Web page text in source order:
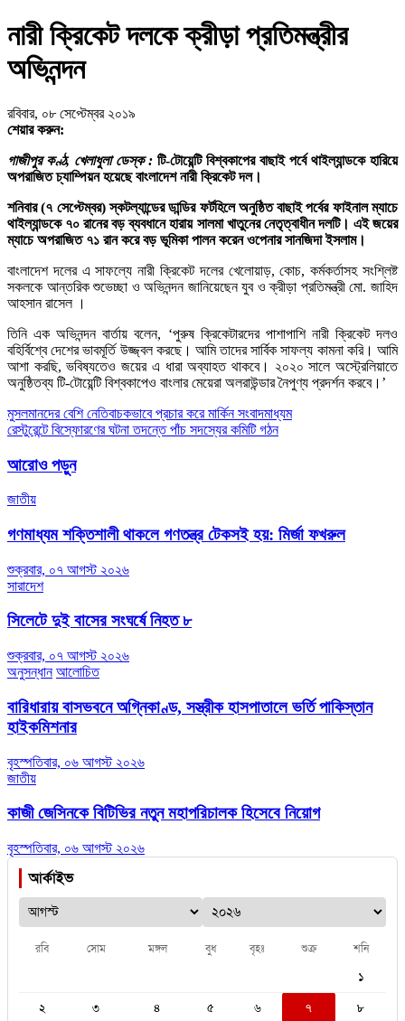
নারী ক্রিকেট দলকে ক্রীড়া প্রতিমন্ত্রীর
অভিনন্দন
রবিবার, ০৮ সেপ্টেম্বর ২০১৯
শেয়ার করুন:
গাজীপুর কণ্ঠ, খেলাধুলা ডেস্ক : টি-টোয়েন্টি বিশ্বকাপের বাছাই পর্বে থাইল্যান্ডকে হারিয়ে
অপরাজিত চ্যাম্পিয়ন হয়েছে বাংলাদেশ নারী ক্রিকেট দল।
শনিবার (৭ সেপ্টেম্বর) স্কটল্যান্ডের ডান্ডির ফর্টহিলে অনুষ্ঠিত বাছাই পর্বের ফাইনাল ম্যাচে
থাইল্যান্ডকে ৭০ রানের বড় ব্যবধানে হারায় সালমা খাতুনের নেতৃত্বাধীন দলটি। এই জয়ের
ম্যাচে অপরাজিত ৭১ রান করে বড় ভূমিকা পালন করেন ওপেনার সানজিদা ইসলাম।
বাংলাদেশ দলের এ সাফল্যে নারী ক্রিকেট দলের খেলোয়াড়, কোচ, কর্মকর্তাসহ সংশ্লিষ্ট
সকলকে আন্তরিক শুভেচ্ছা ও অভিনন্দন জানিয়েছেন যুব ও ক্রীড়া প্রতিমন্ত্রী মো. জাহিদ
আহসান রাসেল ।
তিনি এক অভিনন্দন বার্তায় বলেন, ‘পুরুষ ক্রিকেটারদের পাশাপাশি নারী ক্রিকেট দলও
বহির্বিশ্বে দেশের ভাবমূর্তি উজ্জ্বল করছে। আমি তাদের সার্বিক সাফল্য কামনা করি। আমি
আশা করছি, ভবিষ্যতেও জয়ের এ ধারা অব্যাহত থাকবে। ২০২০ সালে অস্ট্রেলিয়াতে
অনুষ্ঠিতব্য টি-টোয়েন্টি বিশ্বকাপেও বাংলার মেয়েরা অলরাউন্ডার নৈপুণ্য প্রদর্শন করবে।’
Post
navigation
মুসলমানদের বেশি নেতিবাচকভাবে প্রচার করে মার্কিন সংবাদমাধ্যম
রেস্টুরেন্টে বিস্ফোরণের ঘটনা তদন্তে পাঁচ সদস্যের কমিটি গঠন
আরোও পড়ুন
জাতীয়
গণমাধ্যম শক্তিশালী থাকলে গণতন্ত্র টেকসই হয়: মির্জা ফখরুল
শুক্রবার, ০৭ আগস্ট ২০২৬
সারাদেশ
সিলেটে দুই বাসের সংঘর্ষে নিহত ৮
শুক্রবার, ০৭ আগস্ট ২০২৬
অনুসন্ধান আলোচিত
বারিধারায় বাসভবনে অগ্নিকাণ্ড, সস্ত্রীক হাসপাতালে ভর্তি পাকিস্তান
হাইকমিশনার
বৃহস্পতিবার, ০৬ আগস্ট ২০২৬
জাতীয়
কাজী জেসিনকে বিটিভির নতুন মহাপরিচালক হিসেবে নিয়োগ
বৃহস্পতিবার, ০৬ আগস্ট ২০২৬
আর্কাইভ
রবি সোম মঙ্গল বুধ বৃহঃ শুক্র শনি
১
২
৩ ৪ ৫ ৬ ৭ ৮